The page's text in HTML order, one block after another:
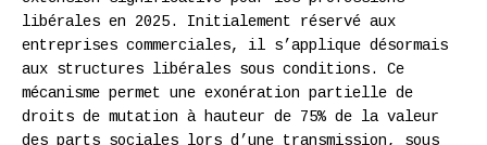
libérales en 2025. Initialement réservé aux
entreprises commerciales, il s’applique désormais
aux structures libérales sous conditions. Ce
mécanisme permet une exonération partielle de
droits de mutation à hauteur de 75% de la valeur
des parts sociales lors d’une transmission, sous